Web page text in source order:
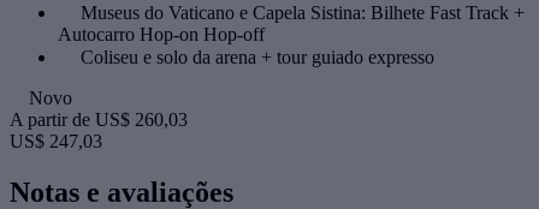
Museus do Vaticano e Capela Sistina: Bilhete Fast Track +
Autocarro Hop-on Hop-off
Coliseu e solo da arena + tour guiado expresso
Novo
A partir de US$ 260,03
US$ 247,03
Notas e avaliações